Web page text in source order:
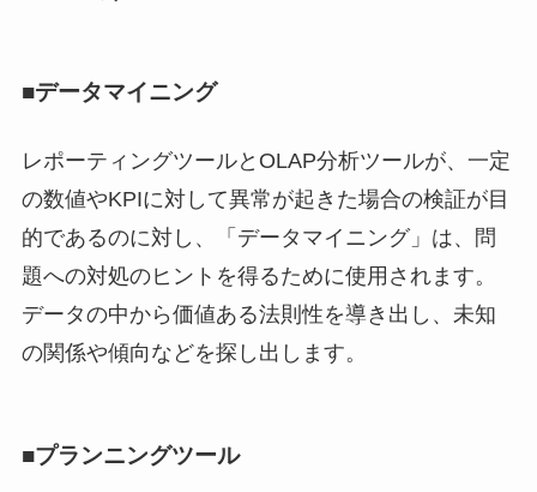
■データマイニング
レポーティングツールとOLAP分析ツールが、一定
の数値やKPIに対して異常が起きた場合の検証が目
的であるのに対し、「データマイニング」は、問
題への対処のヒントを得るために使用されます。
データの中から価値ある法則性を導き出し、未知
の関係や傾向などを探し出します。
■プランニングツール